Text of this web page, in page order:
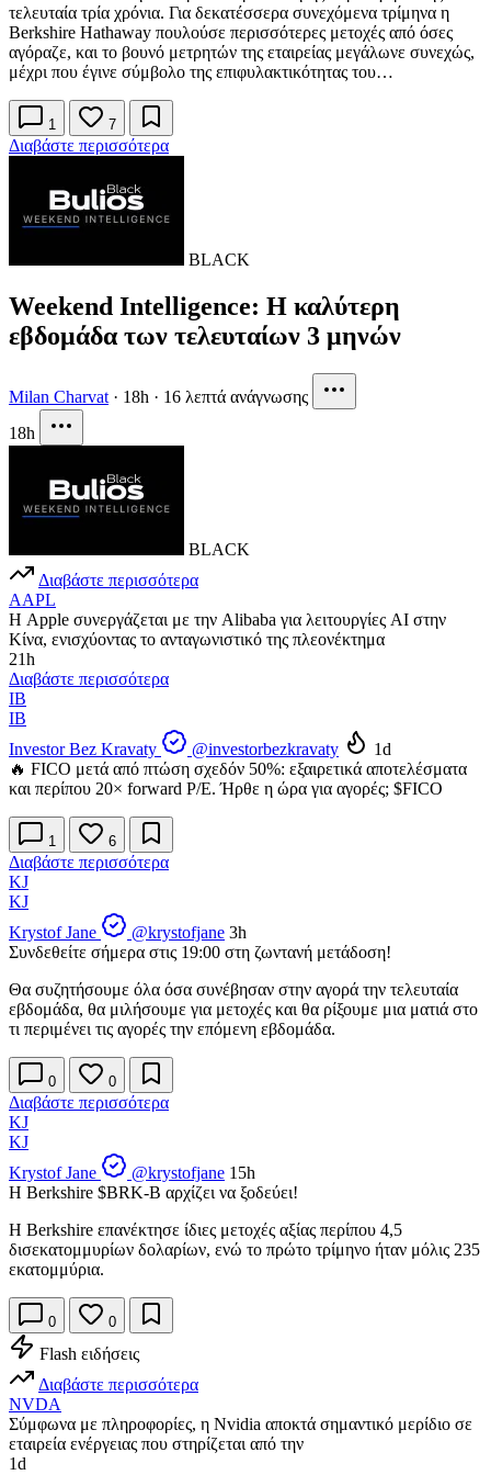
τελευταία τρία χρόνια. Για δεκατέσσερα συνεχόμενα τρίμηνα η
Berkshire Hathaway πουλούσε περισσότερες μετοχές από όσες
αγόραζε, και το βουνό μετρητών της εταιρείας μεγάλωνε συνεχώς,
μέχρι που έγινε σύμβολο της επιφυλακτικότητας του…
1 7
Διαβάστε περισσότερα
BLACK
Weekend Intelligence: Η καλύτερη
εβδομάδα των τελευταίων 3 μηνών
Milan Charvat · 18h · 16 λεπτά ανάγνωσης
18h
BLACK
Διαβάστε περισσότερα
AAPL
Η Apple συνεργάζεται με την Alibaba για λειτουργίες AI στην
Κίνα, ενισχύοντας το ανταγωνιστικό της πλεονέκτημα
21h
Διαβάστε περισσότερα
IB
IB
Investor Bez Kravaty
@investorbezkravaty
1d
🔥 FICO μετά από πτώση σχεδόν 50%: εξαιρετικά αποτελέσματα
και περίπου 20× forward P/E. Ήρθε η ώρα για αγορές; $FICO
1 6
Διαβάστε περισσότερα
KJ
KJ
Krystof Jane
@krystofjane 3h
Συνδεθείτε σήμερα στις 19:00 στη ζωντανή μετάδοση!
Θα συζητήσουμε όλα όσα συνέβησαν στην αγορά την τελευταία
εβδομάδα, θα μιλήσουμε για μετοχές και θα ρίξουμε μια ματιά στο
τι περιμένει τις αγορές την επόμενη εβδομάδα.
0 0
Διαβάστε περισσότερα
KJ
KJ
Krystof Jane
@krystofjane 15h
Η Berkshire $BRK-B αρχίζει να ξοδεύει!
Η Berkshire επανέκτησε ίδιες μετοχές αξίας περίπου 4,5
δισεκατομμυρίων δολαρίων, ενώ το πρώτο τρίμηνο ήταν μόλις 235
εκατομμύρια.
0 0
Flash ειδήσεις
Διαβάστε περισσότερα
NVDA
Σύμφωνα με πληροφορίες, η Nvidia αποκτά σημαντικό μερίδιο σε
εταιρεία ενέργειας που στηρίζεται από την
1d